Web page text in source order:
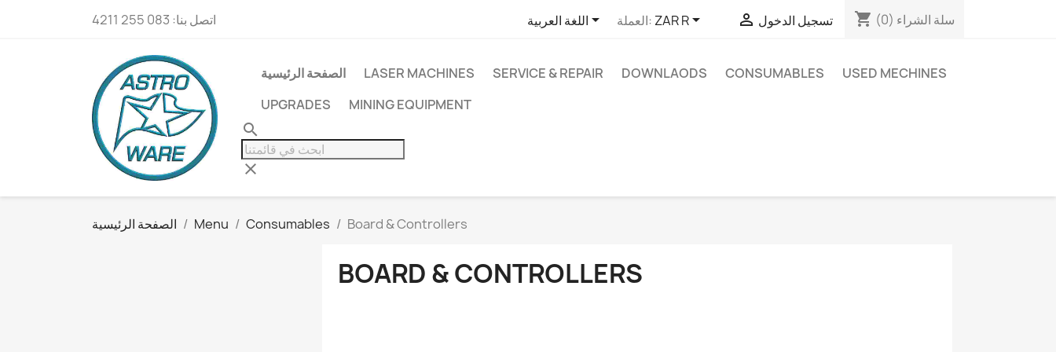
اتصل بنا: 083 255 4211 اللغة العربية العملة: ZAR R  تسجيل الدخول shopping_cart سلة الشراء (0)
الصفحة الرئيسية LASER MACHINES SERVICE & REPAIR DOWNLAODS CONSUMABLES
USED MECHINES
UPGRADES
MINING EQUIPMENT
search
clear
الصفحة الرئيسية Menu Consumables Board & Controllers
BOARD & CONTROLLERS